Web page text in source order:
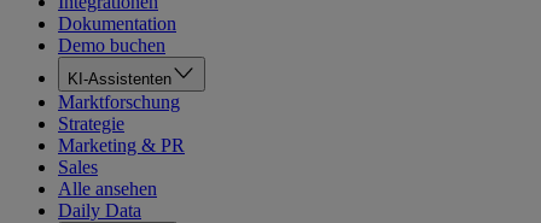
Dokumentation
Demo buchen
KI-Assistenten
Marktforschung
Strategie
Marketing & PR
Sales
Alle ansehen
Daily Data